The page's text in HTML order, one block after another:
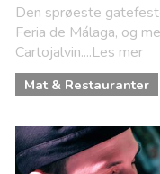
Den sprøeste
Feria de Málaga, og
Cartojalvin....Les mer
Mat & Restauranter